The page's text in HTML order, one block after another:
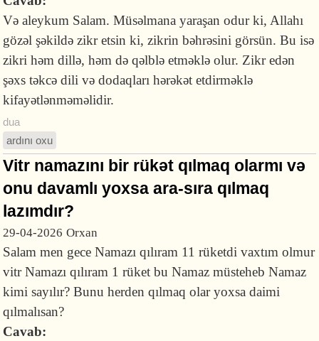
Və aleykum Salam. Müsəlmana yaraşan odur ki, Allahı
gözəl şəkildə zikr etsin ki, zikrin bəhrəsini görsün. Bu isə
zikri həm dillə, həm də qəlblə etməklə olur. Zikr edən
şəxs təkcə dili və dodaqları hərəkət etdirməklə
kifayətlənməməlidir.
dua
ardını oxu
Vitr namazını bir rükət qılmaq olarmı və
onu davamlı yoxsa ara-sıra qılmaq
lazımdır?
29-04-2026 Orxan
Salam men gece Namazı qılıram 11 rüketdi vaxtım olmur
vitr Namazı qılıram 1 rüket bu Namaz müsteheb Namaz
kimi sayılır? Bunu herden qılmaq olar yoxsa daimi
qılmalısan?
Cavab: